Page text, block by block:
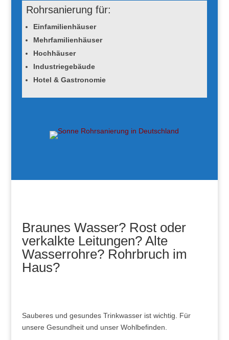
Rohrsanierung für:
Einfamilienhäuser
Mehrfamilienhäuser
Hochhäuser
Industriegebäude
Hotel & Gastronomie
Braunes Wasser? Rost oder
verkalkte Leitungen? Alte
Wasserrohre? Rohrbruch im
Haus?
Sauberes und gesundes Trinkwasser ist wichtig. Für
unsere Gesundheit und unser Wohlbefinden.